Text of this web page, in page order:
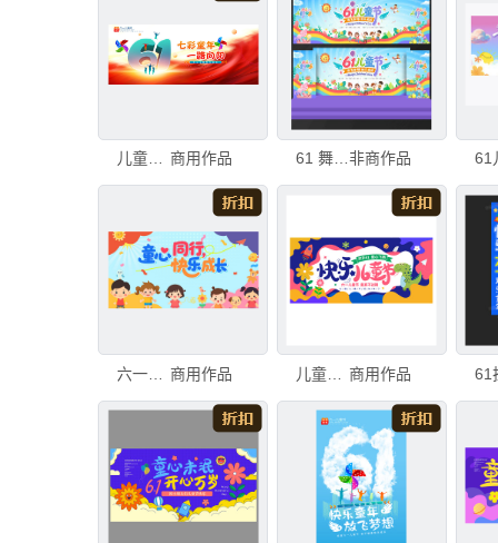
儿童节海报 商用作品 61 舞台背景非商作品
商用作品 儿童节海报 商用作品 61